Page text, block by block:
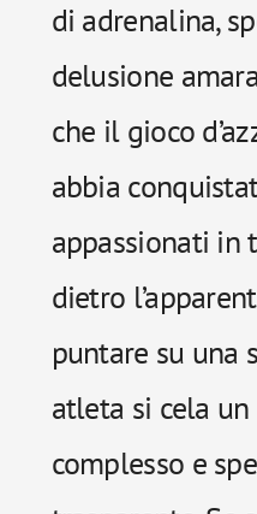
di adrenalina,
delusione
che il gioco
abbia
appassionati in
dietro
puntare su una
atleta si cela
complesso e